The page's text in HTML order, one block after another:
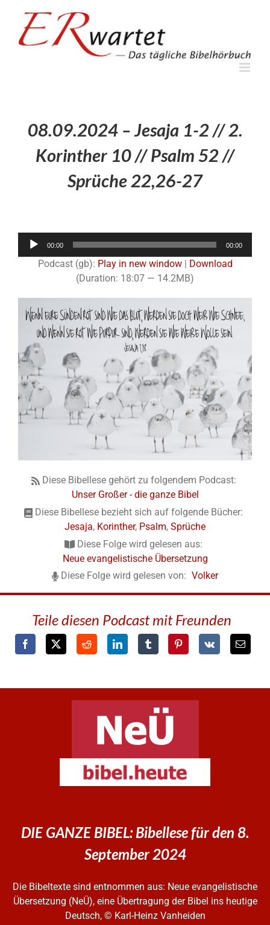
springen
08.09.2024 – Jesaja 1-2 // 2.
Korinther 10 // Psalm 52 //
Sprüche 22,26-27
Audio-
00:00 00:00
Podcast (gb): Play in new window|
Download
(Duration: 18:07 — 14.2MB)
Diese Bibellese gehört zu folgendem Podcast:
Unser Großer - die ganze Bibel
Diese Bibellese bezieht sich auf folgende Bücher:
Jesaja, Korinther, Psalm, Sprüche
Diese Folge wird gelesen aus:
Neue evangelistische Übersetzung
Diese Folge wird gelesen von: Volker
Teile diesen Podcast mit Freunden
DIE GANZE BIBEL: Bibellese für den 8.
September 2024
Die Bibeltexte sind entnommen aus: Neue evangelistische
Übersetzung (NeÜ), eine Übertragung der Bibel ins heutige
Deutsch, © Karl-Heinz Vanheiden